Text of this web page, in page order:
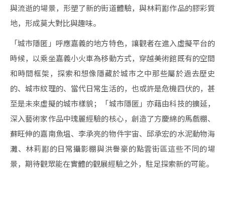
與流逝的場景，形塑了新的街道體驗，與林莉酈作品的膠彩質
地，形成莫大對比與趣味。
「城市隱匿」呼應嘉義的地方特色，讓觀者在進入虛擬平台的
時候，以乘坐嘉義小火車為移動方式，穿越美術館既有的空間
和時間框架，探索和想像隱藏於城市之中那些屬於過去歷史
的、城市紋理的、當代日常生活的，也或許是危機四伏的，甚
至是未來虛擬的城市樣貌；「城市隱匿」亦藉由科技的擴延，
深入藝術家作品中瑰麗經驗的核心，創造了方慶綿的馬戲棚、
蘇旺伸的嘉南魚塭、李承亮的物件宇宙、邱承宏的水泥動物海
灘、林莉酈的日常攝影棚與洪譽豪的點雲街區這些不同的場
景，期待觀眾能在實體的觀展經驗之外，駐足探索新的可能。